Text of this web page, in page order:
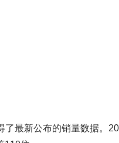
了最新公布的销量数据。